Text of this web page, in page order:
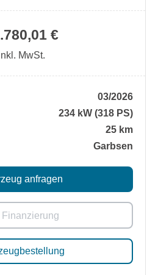
€
MwSt.
03/2026
234 kW (318 PS)
25 km
Garbsen
anfragen
Finanzierung